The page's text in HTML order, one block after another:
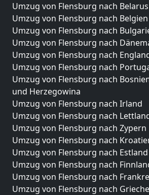
Umzug von Flensburg nach Belarus
Umzug von Flensburg nach Belgien
Umzug von Flensburg nach
Umzug von Flensburg nach
Umzug von Flensburg nach
Umzug von Flensburg nach
Umzug von Flensburg nach
und Herzegowina
Umzug von Flensburg nach Irland
Umzug von Flensburg nach
Umzug von Flensburg nach Zypern
Umzug von Flensburg nach
Umzug von Flensburg nach Estland
Umzug von Flensburg nach
Umzug von Flensburg nach
Umzug von Flensburg nach